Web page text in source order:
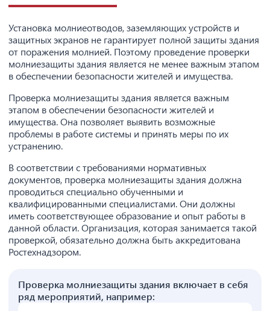
Установка молниеотводов, заземляющих устройств и
защитных экранов не гарантирует полной защиты здания
от поражения молнией. Поэтому проведение проверки
молниезащиты здания является не менее важным этапом
в обеспечении безопасности жителей и имущества.
Проверка молниезащиты здания является важным
этапом в обеспечении безопасности жителей и
имущества. Она позволяет выявить возможные
проблемы в работе системы и принять меры по их
устранению.
В соответствии с требованиями нормативных
документов, проверка молниезащиты здания должна
проводиться специально обученными и
квалифицированными специалистами. Они должны
иметь соответствующее образование и опыт работы в
данной области. Организация, которая занимается такой
проверкой, обязательно должна быть аккредитована
Ростехнадзором.
Проверка молниезащиты здания включает в себя
ряд мероприятий, например: